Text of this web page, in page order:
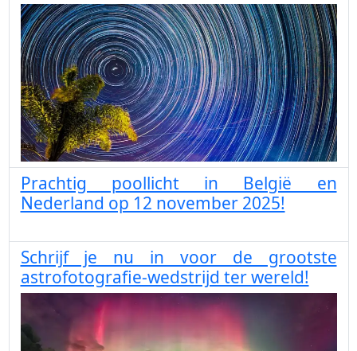
Prachtig poollicht in België en
Nederland op 12 november 2025!
Schrijf je nu in voor de grootste
astrofotografie-wedstrijd ter wereld!